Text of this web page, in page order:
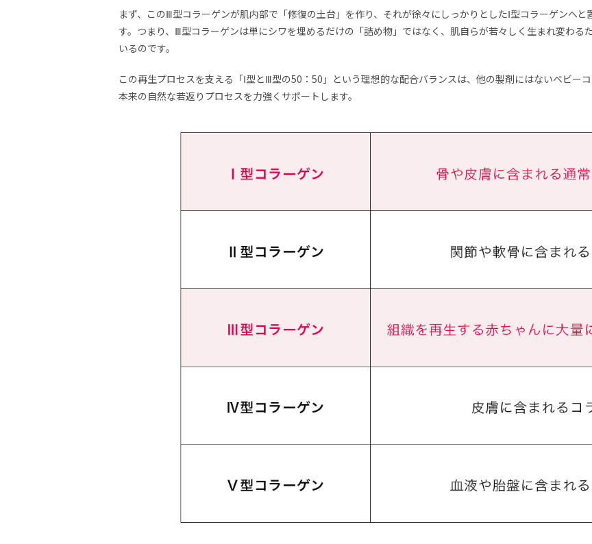
まず、このⅢ型コラーゲンが肌内部で「修復の土台」を作り、それが徐々にしっかりとしたⅠ型コラーゲンへ
す。つまり、Ⅲ型コラーゲンは単にシワを埋めるだけの「詰め物」ではなく、肌自らが若々しく生まれ変わる
いるのです。
この再生プロセスを支える「Ⅰ型とⅢ型の50：50」という理想的な配合バランスは、他の製剤にはないベビー
本来の自然な若返りプロセスを力強くサポートします。